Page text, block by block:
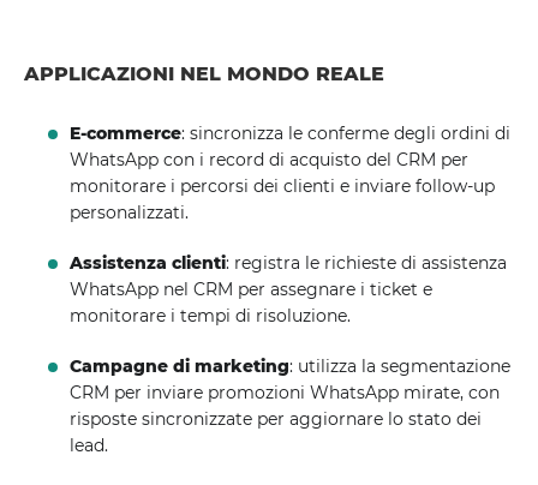
APPLICAZIONI NEL MONDO REALE
E-commerce: sincronizza le conferme degli ordini di
WhatsApp con i record di acquisto del CRM per
monitorare i percorsi dei clienti e inviare follow-up
personalizzati.
Assistenza clienti: registra le richieste di assistenza
WhatsApp nel CRM per assegnare i ticket e
monitorare i tempi di risoluzione.
Campagne di marketing: utilizza la segmentazione
CRM per inviare promozioni WhatsApp mirate, con
risposte sincronizzate per aggiornare lo stato dei
lead.